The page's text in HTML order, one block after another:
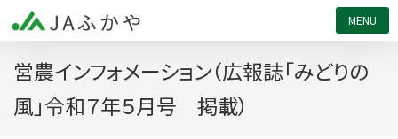
営農インフォメーション（広報誌「みどりの
風」令和７年５月号 掲載）